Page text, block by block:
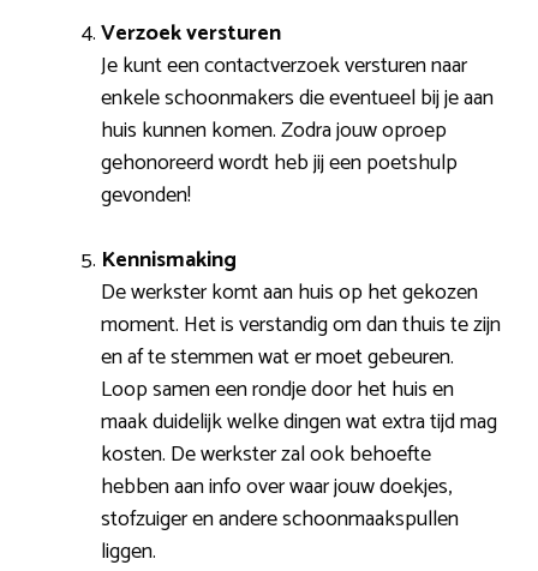
Verzoek versturen
Je kunt een contactverzoek versturen naar
enkele schoonmakers die eventueel bij je aan
huis kunnen komen. Zodra jouw oproep
gehonoreerd wordt heb jij een poetshulp
gevonden!
Kennismaking
De werkster komt aan huis op het gekozen
moment. Het is verstandig om dan thuis te zijn
en af te stemmen wat er moet gebeuren.
Loop samen een rondje door het huis en
maak duidelijk welke dingen wat extra tijd mag
kosten. De werkster zal ook behoefte
hebben aan info over waar jouw doekjes,
stofzuiger en andere schoonmaakspullen
liggen.